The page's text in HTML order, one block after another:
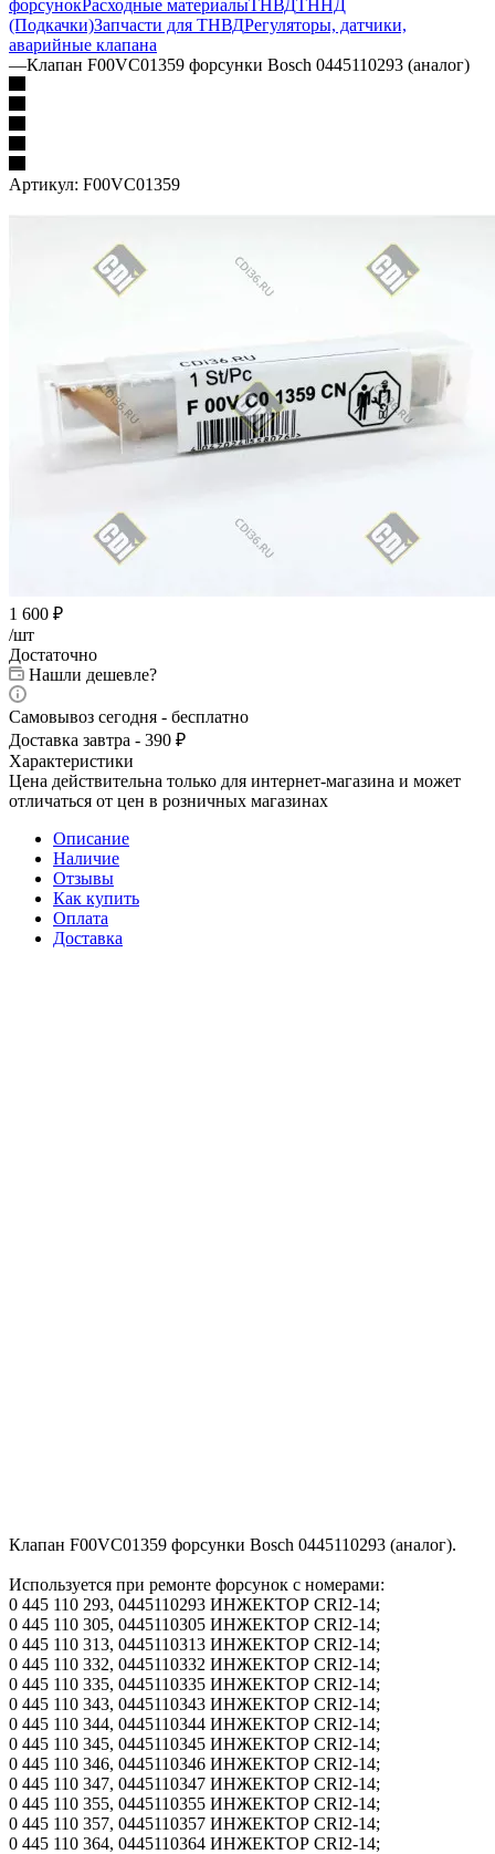
форсунокРасходные материалыТНВД ТННД
(Подкачки)Запчасти для ТНВДРегуляторы, датчики,
аварийные клапана
—Клапан F00VC01359 форсунки Bosch 0445110293 (аналог)
Артикул: F00VC01359
1 600 ₽
/шт
Достаточно
Нашли дешевле?
Самовывоз сегодня - бесплатно
Доставка завтра - 390 ₽
Характеристики
Цена действительна только для интернет-магазина и может
отличаться от цен в розничных магазинах
Описание
Наличие
Отзывы
Как купить
Оплата
Доставка
Клапан F00VC01359 форсунки Bosch 0445110293 (аналог).
Используется при ремонте форсунок с номерами:
0 445 110 293, 0445110293 ИНЖЕКТОР CRI2-14;
0 445 110 305, 0445110305 ИНЖЕКТОР CRI2-14;
0 445 110 313, 0445110313 ИНЖЕКТОР CRI2-14;
0 445 110 332, 0445110332 ИНЖЕКТОР CRI2-14;
0 445 110 335, 0445110335 ИНЖЕКТОР CRI2-14;
0 445 110 343, 0445110343 ИНЖЕКТОР CRI2-14;
0 445 110 344, 0445110344 ИНЖЕКТОР CRI2-14;
0 445 110 345, 0445110345 ИНЖЕКТОР CRI2-14;
0 445 110 346, 0445110346 ИНЖЕКТОР CRI2-14;
0 445 110 347, 0445110347 ИНЖЕКТОР CRI2-14;
0 445 110 355, 0445110355 ИНЖЕКТОР CRI2-14;
0 445 110 357, 0445110357 ИНЖЕКТОР CRI2-14;
0 445 110 364, 0445110364 ИНЖЕКТОР CRI2-14;